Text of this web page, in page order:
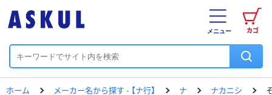
カゴ
メニュー
ホーム メーカー名から探す - 【ナ行】 ナ ナカニシ